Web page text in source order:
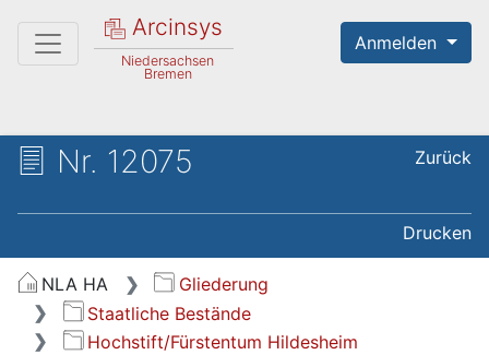
Arcinsys
Niedersachsen
Bremen
Anmelden
Nr. 12075 Zurück
Drucken
NLA HA
Gliederung
Staatliche Bestände
Hochstift/Fürstentum Hildesheim